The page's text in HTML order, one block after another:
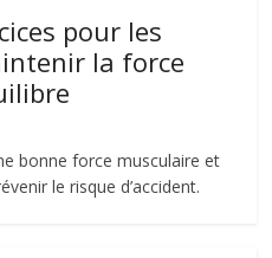
pour les
la force
bonne force musculaire et
le risque d’accident.